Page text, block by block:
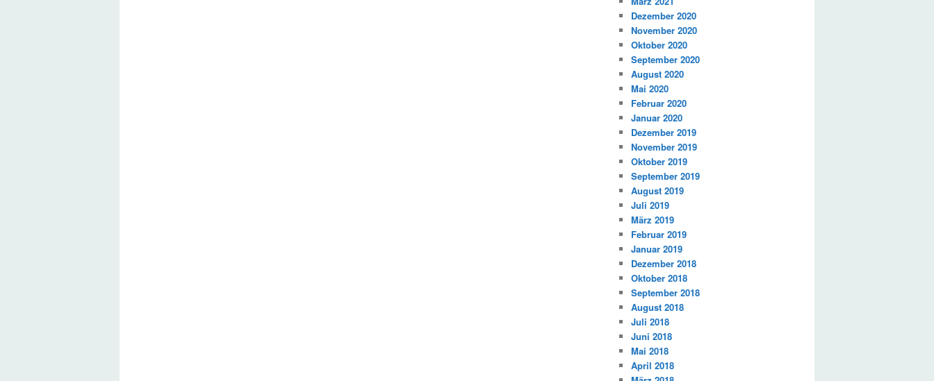
Dezember 2020
November 2020
Oktober 2020
September 2020
August 2020
Mai 2020
Februar 2020
Januar 2020
Dezember 2019
November 2019
Oktober 2019
September 2019
August 2019
Juli 2019
März 2019
Februar 2019
Januar 2019
Dezember 2018
Oktober 2018
September 2018
August 2018
Juli 2018
Juni 2018
Mai 2018
April 2018